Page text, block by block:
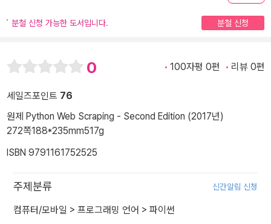
분철 신청 가능한 도서입니다. 분철 신청
0 100자평 0편 리뷰 0편
세일즈포인트 76
원제 Python Web Scraping - Second Edition (2017년)
272쪽188*235mm517g
ISBN 9791161752525
주제분류 신간알림 신청
컴퓨터/모바일 > 프로그래밍 언어 > 파이썬